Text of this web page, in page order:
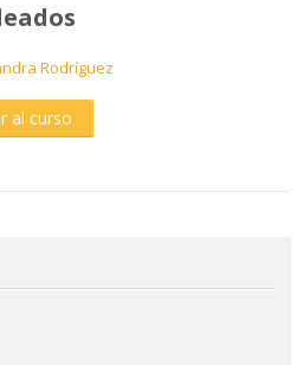
Rodríguez
al curso